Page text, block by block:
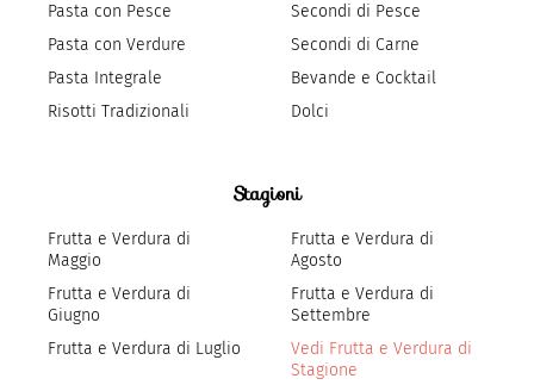
Pasta con Pesce
Pasta con Verdure
Pasta Integrale
Risotti Tradizionali
Secondi di Pesce
Secondi di Carne
Bevande e Cocktail
Dolci
Stagioni
Frutta e Verdura di
Maggio
Frutta e Verdura di
Giugno
Frutta e Verdura di Luglio
Frutta e Verdura di
Agosto
Frutta e Verdura di
Settembre
Vedi Frutta e Verdura di
Stagione